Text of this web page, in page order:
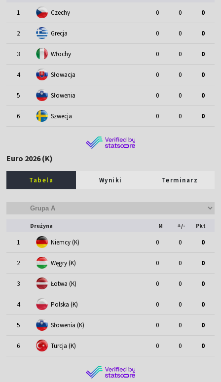
1 Czechy 0 0 0
2 Grecja 0 0 0
3 Włochy 0 0 0
4 Słowacja 0 0 0
5 Słowenia 0 0 0
6 Szwecja 0 0 0
Euro 2026 (K)
Tabela Wyniki Terminarz
Drużyna M +/- Pkt
1 Niemcy (K) 0 0 0
2 Węgry (K) 0 0 0
3 Łotwa (K) 0 0 0
4 Polska (K) 0 0 0
5 Słowenia (K) 0 0 0
6 Turcja (K) 0 0 0